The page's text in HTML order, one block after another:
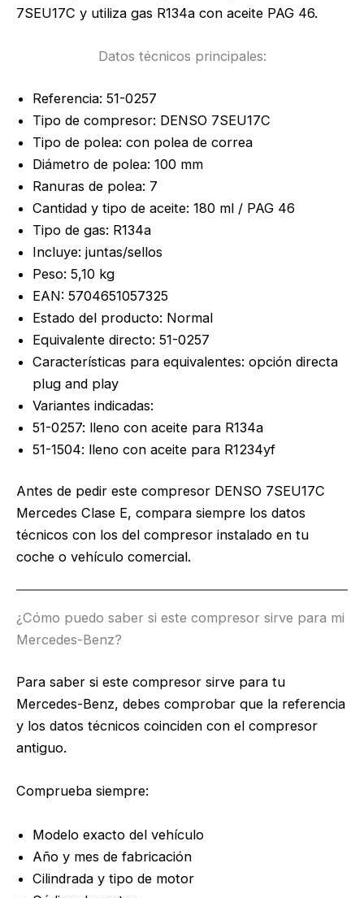
7SEU17C y utiliza gas R134a con aceite PAG 46.
Datos técnicos principales:
Referencia: 51-0257
Tipo de compresor: DENSO 7SEU17C
Tipo de polea: con polea de correa
Diámetro de polea: 100 mm
Ranuras de polea: 7
Cantidad y tipo de aceite: 180 ml / PAG 46
Tipo de gas: R134a
Incluye: juntas/sellos
Peso: 5,10 kg
EAN: 5704651057325
Estado del producto: Normal
Equivalente directo: 51-0257
Características para equivalentes: opción directa
plug and play
Variantes indicadas:
51-0257: lleno con aceite para R134a
51-1504: lleno con aceite para R1234yf
Antes de pedir este compresor DENSO 7SEU17C
Mercedes Clase E, compara siempre los datos
técnicos con los del compresor instalado en tu
coche o vehículo comercial.
¿Cómo puedo saber si este compresor sirve para mi
Mercedes-Benz?
Para saber si este compresor sirve para tu
Mercedes-Benz, debes comprobar que la referencia
y los datos técnicos coinciden con el compresor
antiguo.
Comprueba siempre:
Modelo exacto del vehículo
Año y mes de fabricación
Cilindrada y tipo de motor